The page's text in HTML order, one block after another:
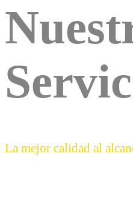
La mejor calidad al